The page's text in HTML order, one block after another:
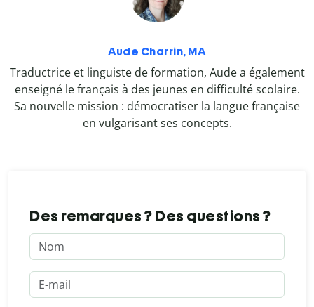
Aude Charrin, MA
Traductrice et linguiste de formation, Aude a également
enseigné le français à des jeunes en difficulté scolaire.
Sa nouvelle mission : démocratiser la langue française
en vulgarisant ses concepts.
Des remarques ? Des questions ?